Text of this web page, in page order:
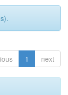
1 next